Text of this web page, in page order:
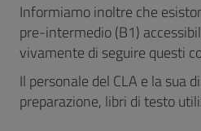
Informiamo inoltre che
pre-intermedio (B1)
vivamente di seguire questi
Il personale del CLA e la
preparazione, libri di testo